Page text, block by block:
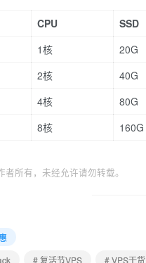
CPU SSD
1核 20G
2核 40G
4核 80G
8核 160G
者所有，未经允许请勿转载。
# 复活节VPS # VPS干货